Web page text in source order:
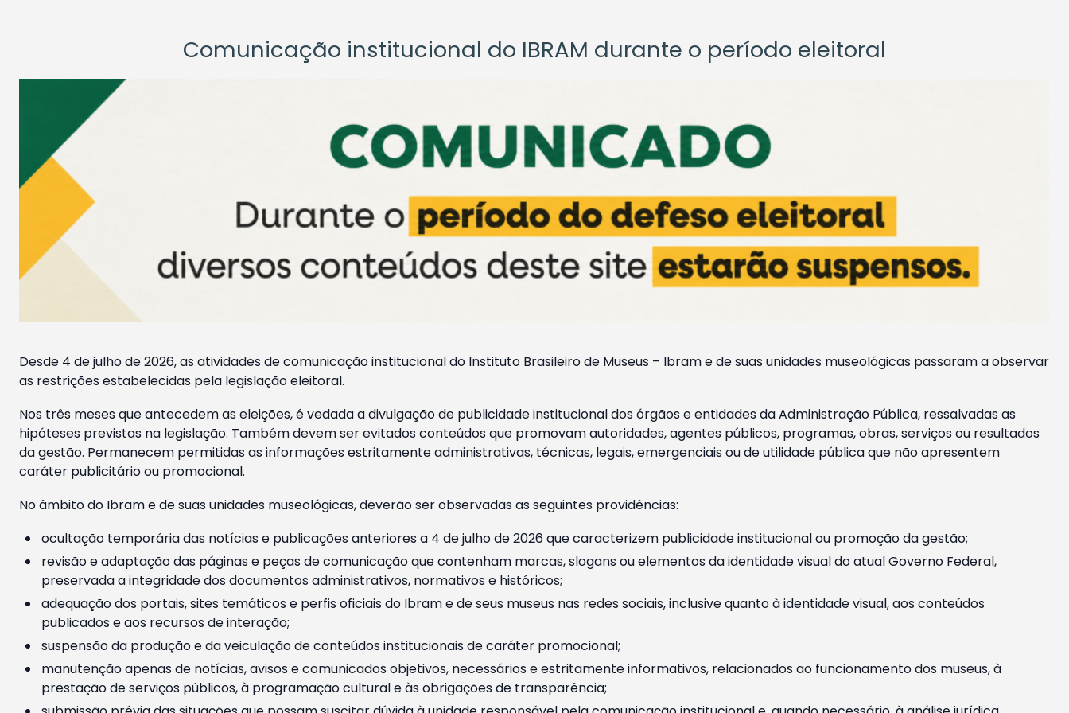
Comunicação institucional do IBRAM durante o período eleitoral
Desde 4 de julho de 2026, as atividades de comunicação institucional do Instituto Brasileiro de Museus – Ibram e de suas unidades museológicas passaram a observar
as restrições estabelecidas pela legislação eleitoral.
Nos três meses que antecedem as eleições, é vedada a divulgação de publicidade institucional dos órgãos e entidades da Administração Pública, ressalvadas as
hipóteses previstas na legislação. Também devem ser evitados conteúdos que promovam autoridades, agentes públicos, programas, obras, serviços ou resultados
da gestão. Permanecem permitidas as informações estritamente administrativas, técnicas, legais, emergenciais ou de utilidade pública que não apresentem
caráter publicitário ou promocional.
No âmbito do Ibram e de suas unidades museológicas, deverão ser observadas as seguintes providências:
ocultação temporária das notícias e publicações anteriores a 4 de julho de 2026 que caracterizem publicidade institucional ou promoção da gestão;
revisão e adaptação das páginas e peças de comunicação que contenham marcas, slogans ou elementos da identidade visual do atual Governo Federal,
preservada a integridade dos documentos administrativos, normativos e históricos;
adequação dos portais, sites temáticos e perfis oficiais do Ibram e de seus museus nas redes sociais, inclusive quanto à identidade visual, aos conteúdos
publicados e aos recursos de interação;
suspensão da produção e da veiculação de conteúdos institucionais de caráter promocional;
manutenção apenas de notícias, avisos e comunicados objetivos, necessários e estritamente informativos, relacionados ao funcionamento dos museus, à
prestação de serviços públicos, à programação cultural e às obrigações de transparência;